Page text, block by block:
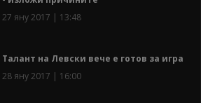
27 яну 2017 | 13:48
Талант на Левски вече е готов за игра
28 яну 2017 | 16:00